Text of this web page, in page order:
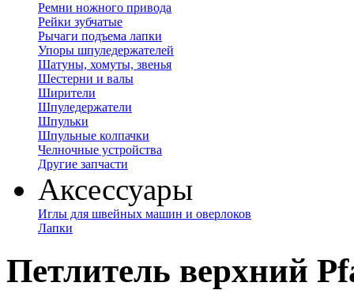
Ремни ножного привода
Рейки зубчатые
Рычаги подъема лапки
Упоры шпуледержателей
Шатуны, хомуты, звенья
Шестерни и валы
Ширители
Шпуледержатели
Шпульки
Шпульные колпачки
Челночные устройства
Другие запчасти
Аксессуары
Иглы для швейных машин и оверлоков
Лапки
Петлитель верхний